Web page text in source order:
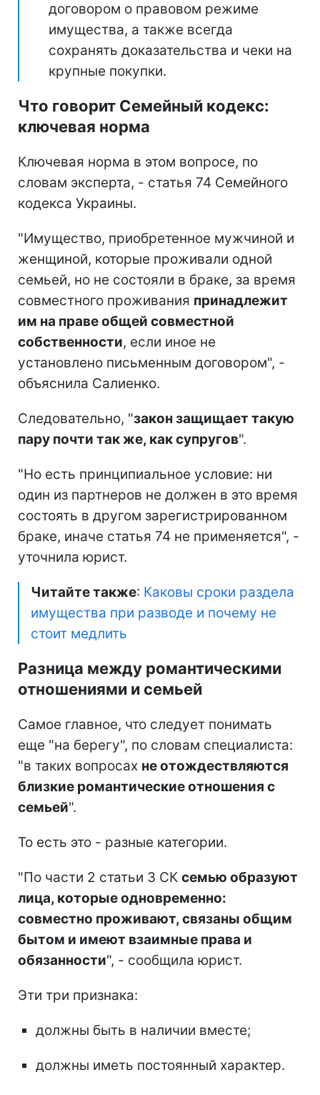
договором о правовом режиме
имущества, а также всегда
сохранять доказательства и чеки на
крупные покупки.
Что говорит Семейный кодекс:
ключевая норма
Ключевая норма в этом вопросе, по
словам эксперта, - статья 74 Семейного
кодекса Украины.
"Имущество, приобретенное мужчиной и
женщиной, которые проживали одной
семьей, но не состояли в браке, за время
совместного проживания принадлежит
им на праве общей совместной
собственности, если иное не
установлено письменным договором", -
объяснила Салиенко.
Следовательно, "закон защищает такую
пару почти так же, как супругов".
"Но есть принципиальное условие: ни
один из партнеров не должен в это время
состоять в другом зарегистрированном
браке, иначе статья 74 не применяется", -
уточнила юрист.
Читайте также: Каковы сроки раздела
имущества при разводе и почему не
стоит медлить
Разница между романтическими
отношениями и семьей
Самое главное, что следует понимать
еще "на берегу", по словам специалиста:
"в таких вопросах не отождествляются
близкие романтические отношения с
семьей".
То есть это - разные категории.
"По части 2 статьи 3 СК семью образуют
лица, которые одновременно:
совместно проживают, связаны общим
бытом и имеют взаимные права и
обязанности", - сообщила юрист.
Эти три признака:
должны быть в наличии вместе;
должны иметь постоянный характер.